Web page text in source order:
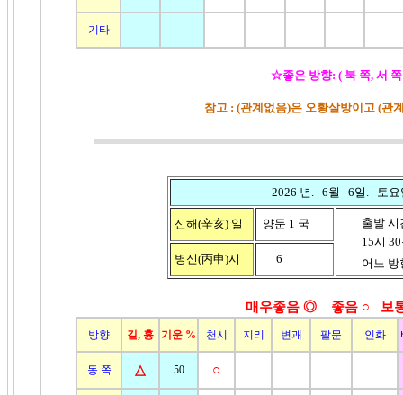
기타
☆좋은 방향: ( 북 쪽, 서
참고 : (관계없음)은 오황살방이고 (관
2026 년. 6월 6일. 토요
신해(辛亥) 일 양둔 1 국
출발 시
15시 30
어느 방
병신(丙申)시 6
매우좋음 ◎ 좋음 ○ 보
방향 길, 흉 기운 % 천시 지리 변괘 팔문 인화
동 쪽 △ 50 ○